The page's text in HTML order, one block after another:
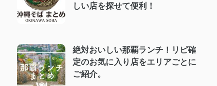
しい店を探せて便利！
絶対おいしい那覇ランチ！リピ確
定のお気に入り店をエリアごとに
ご紹介。